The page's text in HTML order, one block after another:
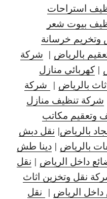
استراحات
بيوت شعر
خرسانة
بالرياض | شركة
|كهربائي منازل
بالرياض | شركة
شركة تنظيف منازل
وتعقيم مكاتب
بالرياض| نقل دبش
بالرياض |دينا طش
داخل الرياض | نقل
نقل وتخزين اثاث
الرياض | نقل